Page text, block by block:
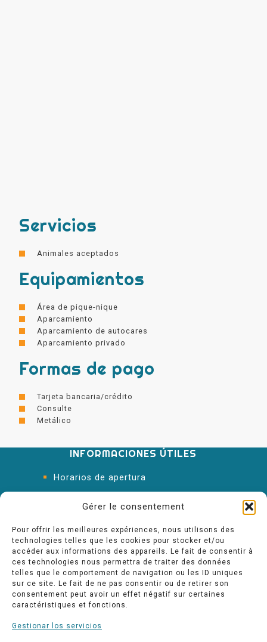
Gérer le consentement
Pour offrir les meilleures expériences, nous utilisons des
technologies telles que les cookies pour stocker et/ou
accéder aux informations des appareils. Le fait de consentir à
ces technologies nous permettra de traiter des données
telles que le comportement de navigation ou les ID uniques
sur ce site. Le fait de ne pas consentir ou de retirer son
consentement peut avoir un effet négatif sur certaines
caractéristiques et fonctions.
Gestionar los servicios
Servicios
Animales aceptados
Equipamientos
Área de pique-nique
Aparcamiento
Aparcamiento de autocares
Aparcamiento privado
Formas de pago
Tarjeta bancaria/crédito
Consulte
Metálico
INFORMACIONES ÚTILES
Horarios de apertura
Oficina de Turismo